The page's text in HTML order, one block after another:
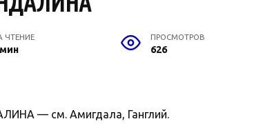
ЧТЕНИЕ ПРОСМОТРОВ
626
— см. Амигдала, Ганглий.